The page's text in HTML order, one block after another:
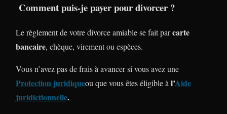
Comment puis-je payer pour divorcer ?
Le règlement de votre divorce amiable se fait parcarte
bancaire, chèque, virement ou espèces.
Vous n’avez pas de frais à avancer si vous avez une
Protection juridiqueou que vous êtes éligible à l’Aide
juridictionnelle.